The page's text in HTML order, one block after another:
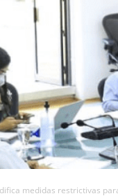
medidas restrictivas